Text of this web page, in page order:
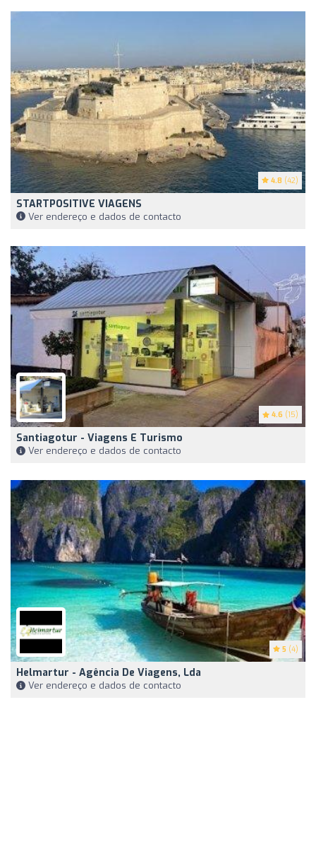
4.8 (42)
STARTPOSITIVE VIAGENS
Ver endereço e dados de contacto
4.6 (15)
Santiagotur - Viagens E Turismo
Ver endereço e dados de contacto
5 (4)
Helmartur - Agência De Viagens, Lda
Ver endereço e dados de contacto